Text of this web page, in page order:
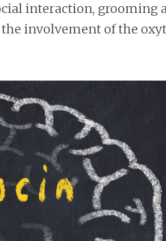
interaction, grooming
involvement of the